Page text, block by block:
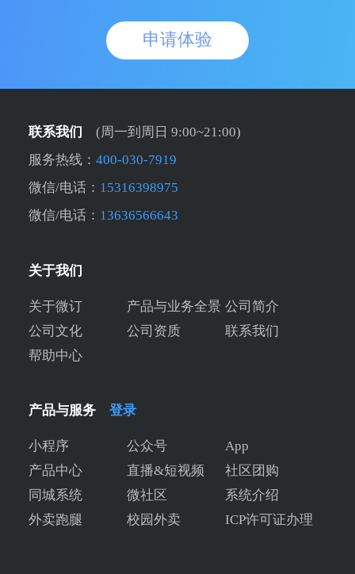
申请体验
联系我们
(周一到周日 9:00~21:00)
服务热线： 400-030-7919
微信/电话： 15316398975
微信/电话： 13636566643
关于我们
关于微订 产品与业务全景 公司简介
公司文化
公司资质
联系我们
帮助中心
产品与服务 登录
小程序 公众号
App
产品中心
直播&短视频
社区团购
同城系统
微社区
系统介绍
外卖跑腿
校园外卖 ICP许可证办理